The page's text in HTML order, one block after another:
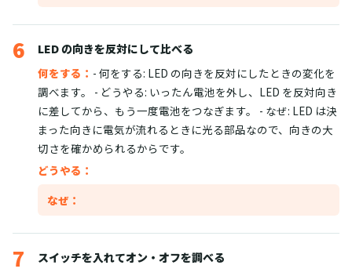
6
LED の向きを反対にして比べる
何をする： - 何をする: LED の向きを反対にしたときの変化を
調べます。 - どうやる: いったん電池を外し、LED を反対向き
に差してから、もう一度電池をつなぎます。 - なぜ: LED は決
まった向きに電気が流れるときに光る部品なので、向きの大
切さを確かめられるからです。
どうやる：
なぜ：
7
スイッチを入れてオン・オフを調べる